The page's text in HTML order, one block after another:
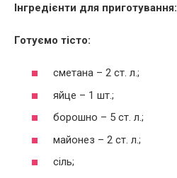
Інгредієнти для приготування:
Готуємо тісто:
сметана – 2 ст. л.;
яйце – 1 шт.;
борошно – 5 ст. л.;
майонез – 2 ст. л.;
сіль;